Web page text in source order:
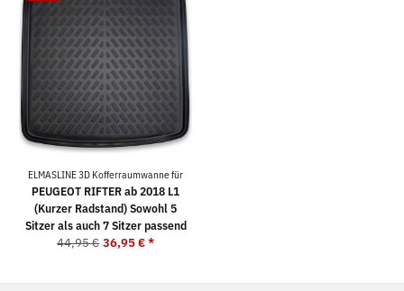
ELMASLINE 3D Kofferraumwanne für
PEUGEOT RIFTER ab 2018 L1
(Kurzer Radstand) Sowohl 5
Sitzer als auch 7 Sitzer passend
44,95 € 36,95 €*